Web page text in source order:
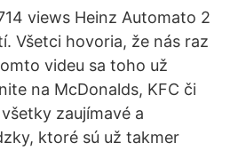
views Heinz Automato 2
Všetci hovoria, že nás raz
videu sa toho už
na McDonalds, KFC či
zaujímavé a
ktoré sú už takmer